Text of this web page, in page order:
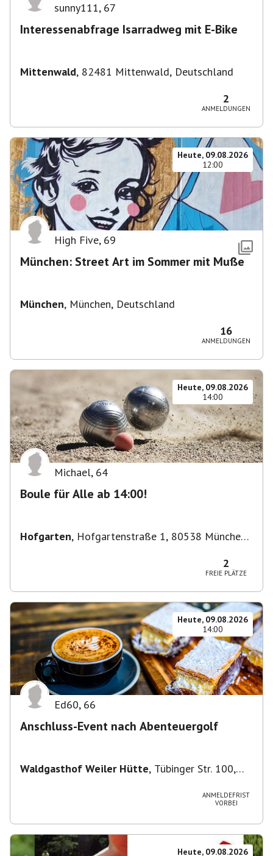
sunny111, 67
Interessenabfrage Isarradweg mit E-Bike
Mittenwald, 82481 Mittenwald, Deutschland
2
ANMELDUNGEN
Heute, 09.08.2026
12:00
High Five, 69
München: Street Art im Sommer mit Muße
München, München, Deutschland
16
ANMELDUNGEN
Heute, 09.08.2026
14:00
Michael, 64
Boule für Alle ab 14:00!
Hofgarten, Hofgartenstraße 1, 80538 München,
2
FREIE PLÄTZE
Heute, 09.08.2026
14:00
Ed60, 66
Anschluss-Event nach Abenteuergolf
Waldgasthof Weiler Hütte, Tübinger Str. 100,
ANMELDEFRIST
VORBEI
Heute, 09.08.2026